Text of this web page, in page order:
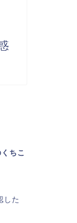
ちこ
した